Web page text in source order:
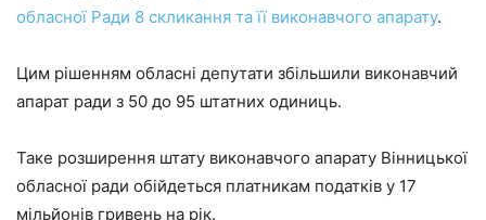
обласної Ради 8 скликання та її виконавчого апарату.
Цим рішенням обласні депутати збільшили виконавчий
апарат ради з 50 до 95 штатних одиниць.
Таке розширення штату виконавчого апарату Вінницької
обласної ради обійдеться платникам податків у 17
мільйонів гривень на рік.